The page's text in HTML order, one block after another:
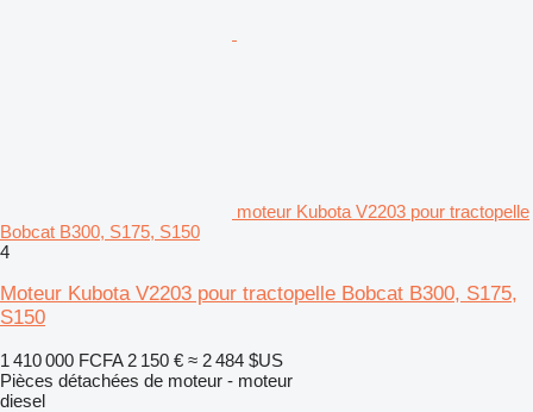
moteur Kubota V2203 pour tractopelle
Bobcat B300, S175, S150
4
Moteur Kubota V2203 pour tractopelle Bobcat B300, S175,
S150
1 410 000 FCFA 2 150 € ≈ 2 484 $US
Pièces détachées de moteur - moteur
diesel